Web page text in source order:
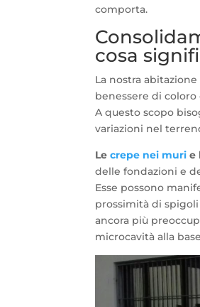
comporta.
cosa
La nostra
benessere di
A questo scopo
variazioni nel
Lecrepe nei muri e
delle fondazioni e
Esse possono
prossimità di
ancora più
microcavità alla